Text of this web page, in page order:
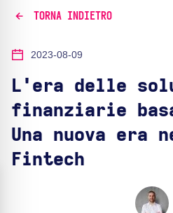
TORNA INDIETRO
2023-08-09
L'era delle
finanziarie
Una nuova era
Fintech